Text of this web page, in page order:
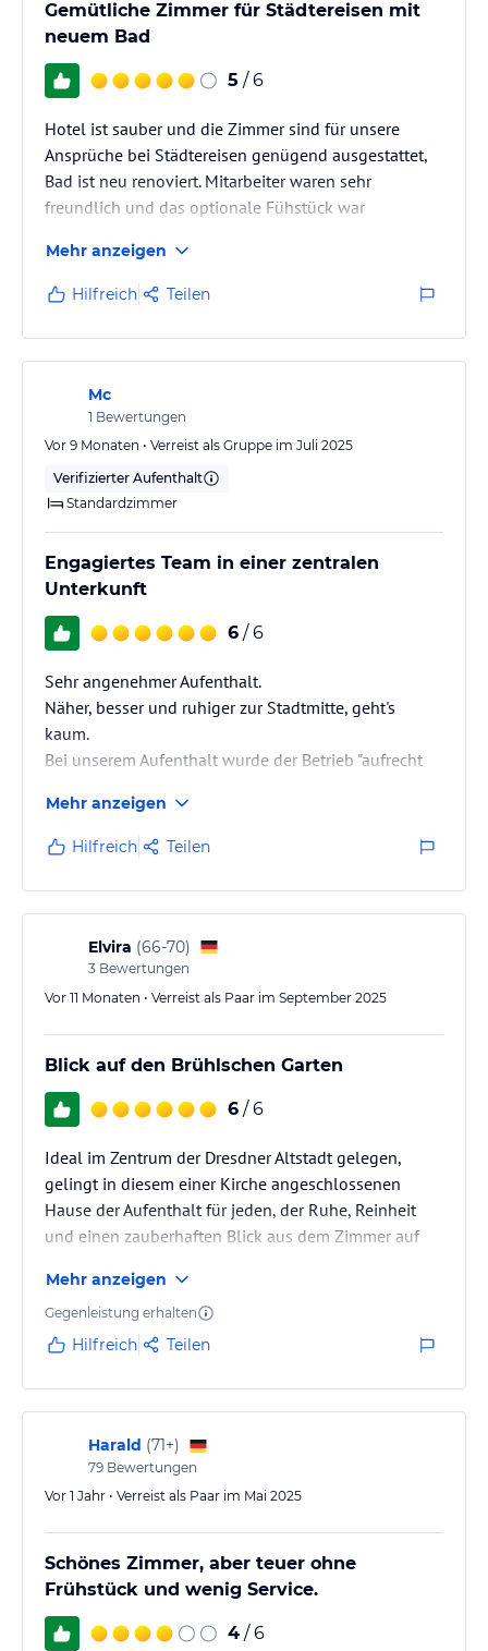
Gemütliche Zimmer für Städtereisen mit
neuem Bad
5 / 6
Hotel ist sauber und die Zimmer sind für unsere
Ansprüche bei Städtereisen genügend ausgestattet,
Bad ist neu renoviert. Mitarbeiter waren sehr
freundlich und das optionale Fühstück war
Mehr anzeigen
Hilfreich Teilen
Mc
1 Bewertungen
Vor 9 Monaten • Verreist als Gruppe im Juli 2025
Verifizierter Aufenthalt
Standardzimmer
Engagiertes Team in einer zentralen
Unterkunft
6 / 6
Sehr angenehmer Aufenthalt.
Näher, besser und ruhiger zur Stadtmitte, geht's
kaum.
Bei unserem Aufenthalt wurde der Betrieb "aufrecht
Die Leute waren aber sehr engagiert und haben es
gut gemacht Frühstück war auch okay, alles in allem
eine runde Sache.
Mehr anzeigen
Hilfreich Teilen
Elvira (66-70)
3 Bewertungen
Vor 11 Monaten • Verreist als Paar im September 2025
Blick auf den Brühlschen Garten
6 / 6
Ideal im Zentrum der Dresdner Altstadt gelegen,
gelingt in diesem einer Kirche angeschlossenen
Hause der Aufenthalt für jeden, der Ruhe, Reinheit
und einen zauberhaften Blick aus dem Zimmer auf
Dampferanlegestelle genießen möchte. Für Liebhaber
der Künste ein optimaler Ausgangspunkt für
Spaziergänge zum Zwinger, der Frauenkirche und
zwischendurch eine Tasse Tee in der Teeküche auf
unserer Hoteletage selbst zubereiten konnten.
Mehr anzeigen
Gegenleistung erhalten
Hilfreich Teilen
Harald (71+)
79 Bewertungen
Vor 1 Jahr • Verreist als Paar im Mai 2025
Schönes Zimmer, aber teuer ohne
Frühstück und wenig Service.
4 / 6